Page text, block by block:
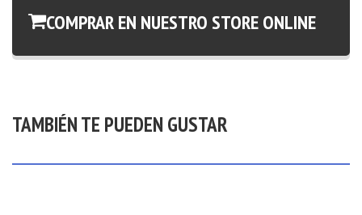
COMPRAR EN NUESTRO STORE ONLINE
TAMBIÉN TE PUEDEN GUSTAR